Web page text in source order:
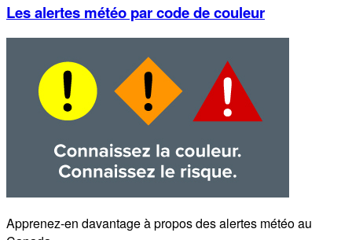
Les alertes météo par code de couleur
Apprenez-en davantage à propos des alertes météo au